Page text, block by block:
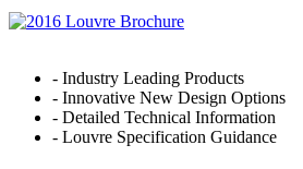
- Industry Leading Products
- Innovative New Design Options
- Detailed Technical Information
- Louvre Specification Guidance